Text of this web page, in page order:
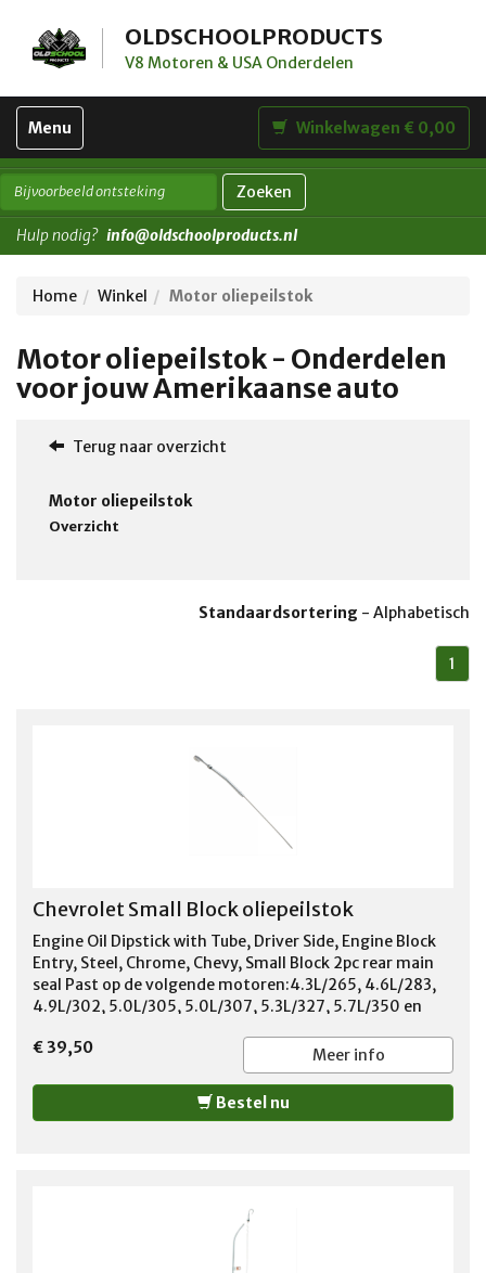
OLDSCHOOLPRODUCTS
V8 Motoren & USA Onderdelen
Toggle
navigation
Menu Winkelwagen € 0,00
Zoeken
Hulp nodig? info@oldschoolproducts.nl
Home Winkel Motor oliepeilstok
Motor oliepeilstok - Onderdelen
voor jouw Amerikaanse auto
Terug naar overzicht
Motor oliepeilstok
Overzicht
Standaardsortering - Alphabetisch
1
Chevrolet Small Block oliepeilstok
Engine Oil Dipstick with Tube, Driver Side, Engine Block
Entry, Steel, Chrome, Chevy, Small Block 2pc rear main
seal Past op de volgende motoren:4.3L/265, 4.6L/283,
4.9L/302, 5.0L/305, 5.0L/307, 5.3L/327, 5.7L/350 en
€ 39,50
Meer info
Bestel nu